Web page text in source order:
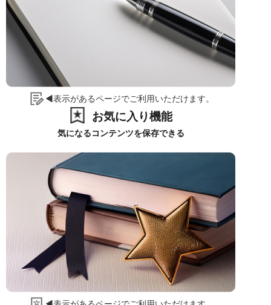
◀表示があるページでご利用いただけます。
お気に入り機能
気になるコンテンツを保存できる